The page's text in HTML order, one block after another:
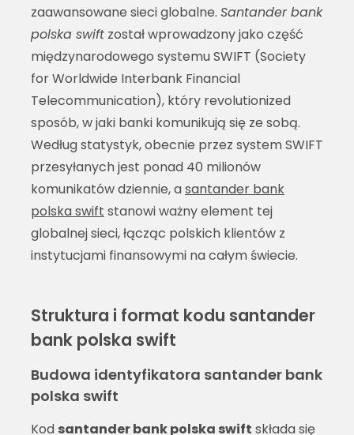
zaawansowane sieci globalne. Santander bank
polska swiftzostał wprowadzony jako część
międzynarodowego systemu SWIFT (Society
for Worldwide Interbank Financial
Telecommunication), który revolutionized
sposób, w jaki banki komunikują się ze sobą.
Według statystyk, obecnie przez system SWIFT
przesyłanych jest ponad 40 milionów
komunikatów dziennie, asantander bank
polska swift stanowi ważny element tej
globalnej sieci, łącząc polskich klientów z
instytucjami finansowymi na całym świecie.
Struktura i format kodu santander
bank polska swift
Budowa identyfikatora santander bank
polska swift
Kod santander bank polska swift składa się